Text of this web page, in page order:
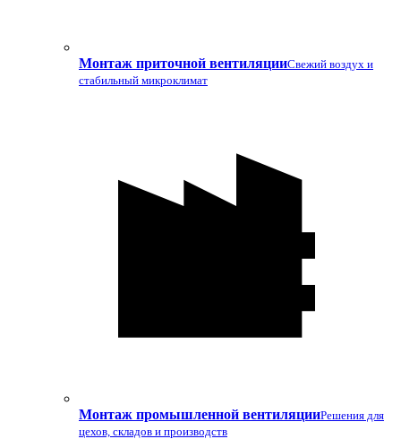
Монтаж приточной вентиляцииСвежий воздух и
стабильный микроклимат
Монтаж промышленной вентиляцииРешения для
цехов, складов и производств